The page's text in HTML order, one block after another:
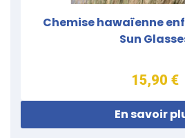
Chemise hawaïenne
Sun
15,90 €
En savoir